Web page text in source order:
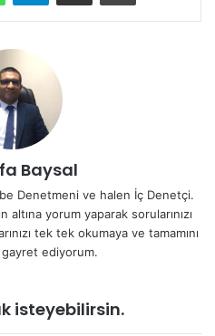
Baysal
Denetmeni ve halen İç Denetçi.
yorum yaparak sorularınızı
tek tek okumaya ve tamamını
ediyorum.
isteyebilirsin.